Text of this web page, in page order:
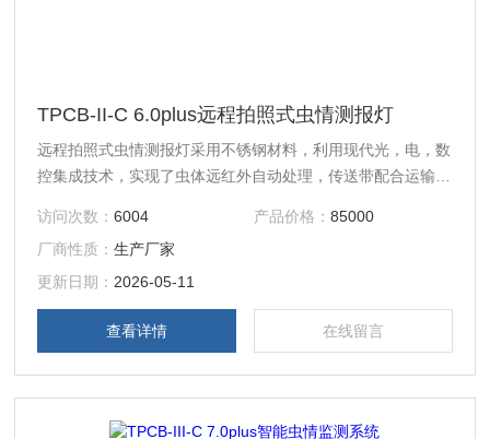
TPCB-II-C 6.0plus远程拍照式虫情测报灯
远程拍照式虫情测报灯采用不锈钢材料，利用现代光，电，数
控集成技术，实现了虫体远红外自动处理，传送带配合运输，
虫，杀虫，虫体分散，拍照，运输，收集，排水等系统作业。
访问次数：6004 产品价格： 85000
厂商性质：生产厂家
更新日期： 2026-05-11
查看详情 在线留言